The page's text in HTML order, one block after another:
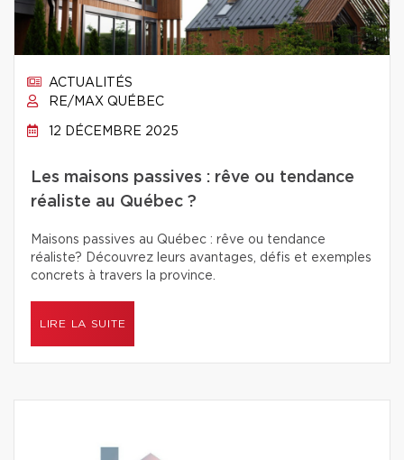
ACTUALITÉS
RE/MAX QUÉBEC
12 DÉCEMBRE 2025
Les maisons passives : rêve ou tendance
réaliste au Québec ?
Maisons passives au Québec : rêve ou tendance
réaliste? Découvrez leurs avantages, défis et exemples
concrets à travers la province.
LIRE LA SUITE